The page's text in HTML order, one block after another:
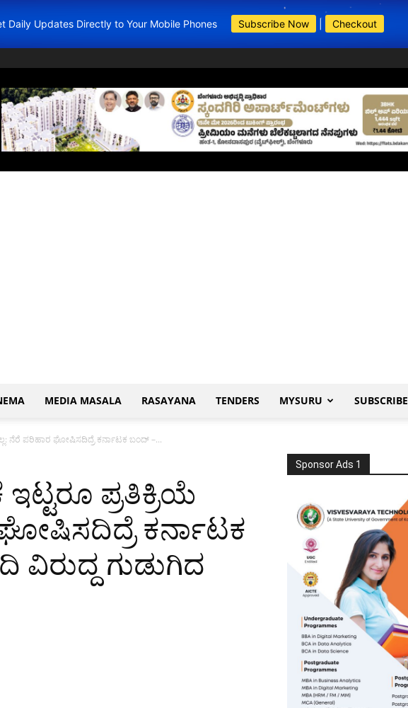
Daily Updates Directly to Your Mobile Phones Subscribe Now Checkout
BDA Apartments
MEDIA MASALA RASAYANA TENDERS MYSURU SUBSCRIBE
ನೆರೆ ಪರಿಹಾರ ಘೋಷಿಸದಿದ್ರೆ ಕರ್ನಾಟಕ ಬಂದ್ –...
ಪ್ರತಿಕ್ರಿಯೆ
ಕರ್ನಾಟಕ
ಗುಡುಗಿದ
Sponsor Ads 1